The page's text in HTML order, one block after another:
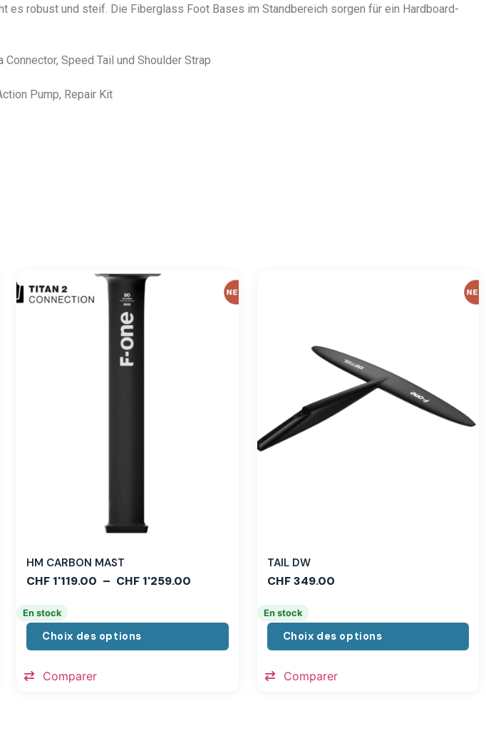
robust und steif. Die Fiberglass Foot Bases im Standbereich sorgen für ein Hardboard-
Speed Tail und Shoulder Strap
Pump, Repair Kit
HM CARBON MAST
CHF 1'119.00 – CHF 1'259.00
En stock
Choix des options
Comparer
TAIL DW
CHF349.00
En stock
Choix des options
Comparer